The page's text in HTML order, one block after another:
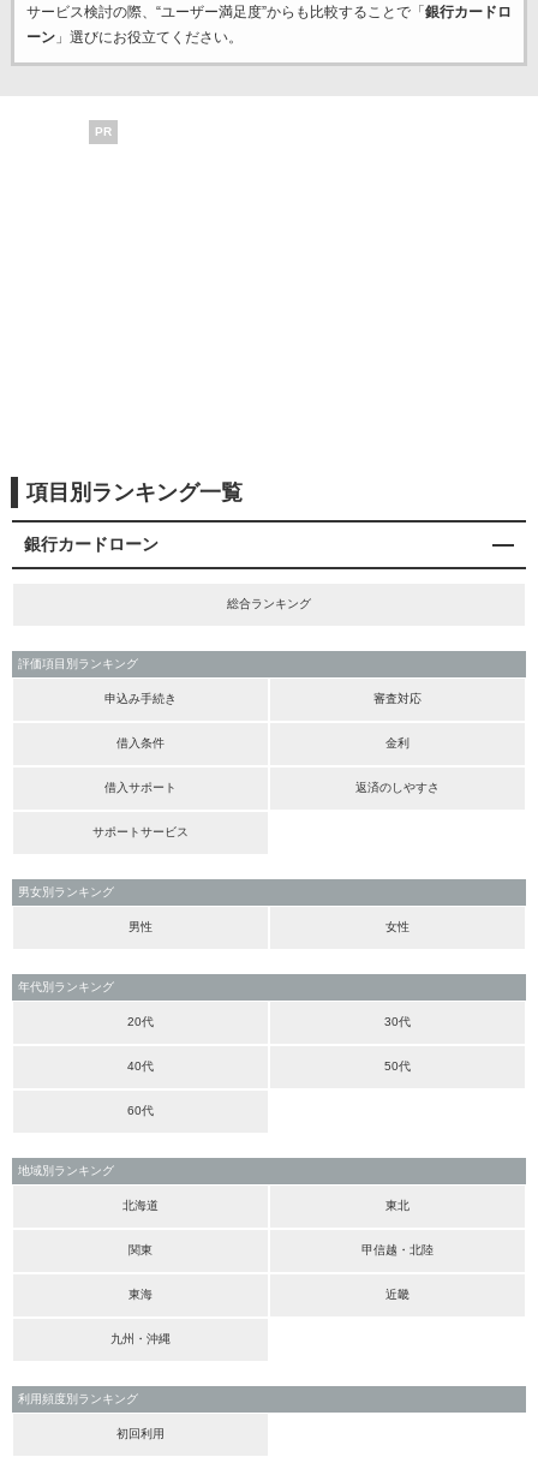
サービス検討の際、“ユーザー満足度”からも比較することで「 銀行カードロ
ーン」選びにお役立てください。
PR
項目別ランキング一覧
銀行カードローン
総合ランキング
評価項目別ランキング
申込み手続き 審査対応
借入条件 金利
借入サポート 返済のしやすさ
サポートサービス
男女別ランキング
男性 女性
年代別ランキング
20代 30代
40代 50代
60代
地域別ランキング
北海道 東北
関東 甲信越・北陸
東海 近畿
九州・沖縄
利用頻度別ランキング
初回利用